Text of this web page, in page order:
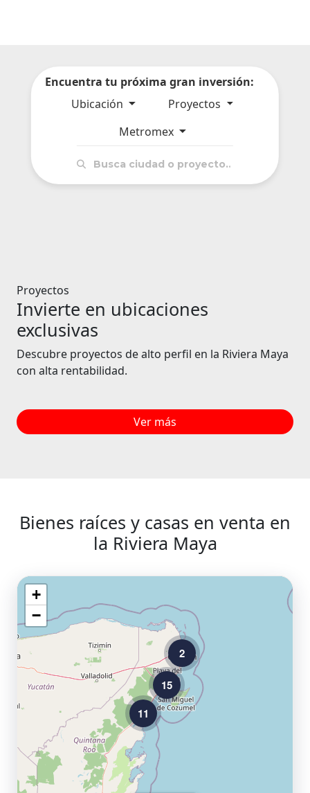
Encuentra tu próxima gran inversión:
Ubicación
Proyectos
Metromex
Proyectos
Invierte en ubicaciones
exclusivas
Descubre proyectos de alto perfil en la Riviera Maya
con alta rentabilidad.
Ver más
Bienes raíces y casas en venta en
la Riviera Maya
2
11
15
+
−